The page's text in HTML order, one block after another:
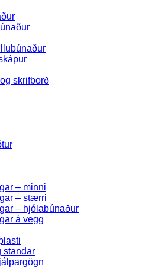
skrifborð
– minni
– stærri
– hjólabúnaður
á vegg
standar